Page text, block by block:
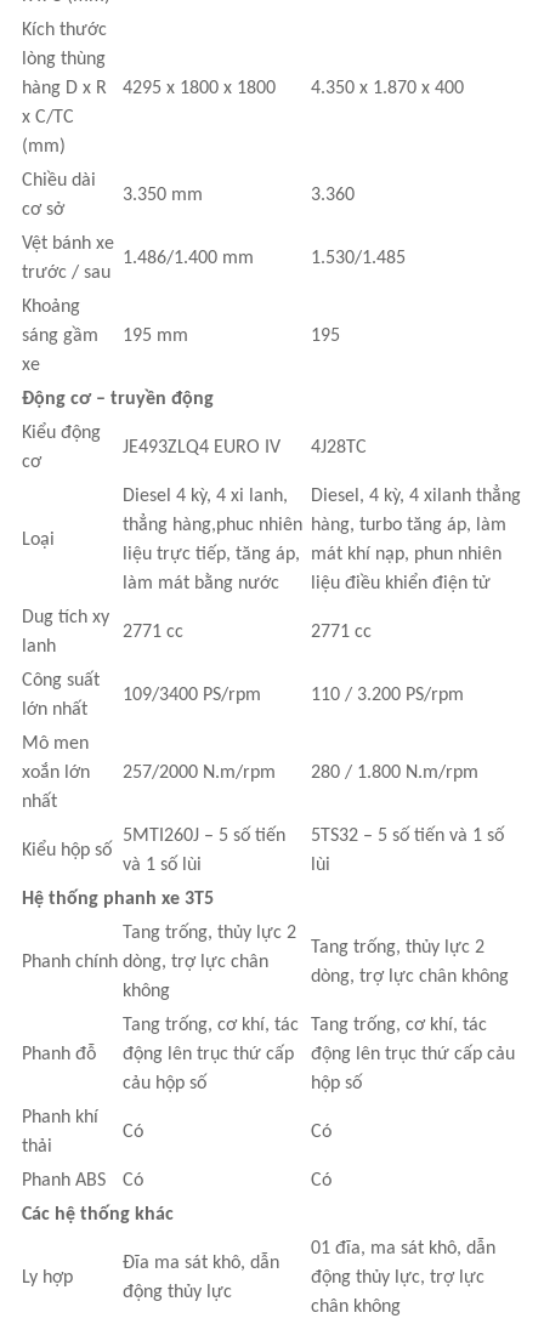
Kích thước
lòng thùng
hàng D x R
x C/TC
(mm)
4295 x 1800 x 1800 4.350 x 1.870 x 400
Chiều dài
cơ sở
3.350 mm 3.360
Vệt bánh xe
trước / sau
1.486/1.400 mm 1.530/1.485
Khoảng
sáng gầm
xe
195 mm 195
Động cơ – truyền động
Kiểu động
cơ
JE493ZLQ4 EURO IV 4J28TC
Loại
Diesel 4 kỳ, 4 xi lanh,
thẳng hàng,phuc nhiên
liệu trực tiếp, tăng áp,
làm mát bằng nước
Diesel, 4 kỳ, 4 xilanh thẳng
hàng, turbo tăng áp, làm
mát khí nạp, phun nhiên
liệu điều khiển điện tử
Dug tích xy
lanh
2771 cc 2771 cc
Công suất
lớn nhất
109/3400 PS/rpm 110 / 3.200 PS/rpm
Mô men
xoắn lớn
nhất
257/2000 N.m/rpm 280 / 1.800 N.m/rpm
Kiểu hộp số
5MTI260J – 5 số tiến
và 1 số lùi
5TS32 – 5 số tiến và 1 số
lùi
Hệ thống phanh xe 3T5
Phanh chính
Tang trống, thủy lực 2
dòng, trợ lực chân
không
Tang trống, thủy lực 2
dòng, trợ lực chân không
Phanh đỗ
Tang trống, cơ khí, tác
động lên trục thứ cấp
cảu hộp số
Tang trống, cơ khí, tác
động lên trục thứ cấp cảu
hộp số
Phanh khí
thải
Có Có
Phanh ABS Có
Có
Các hệ thống khác
Ly hợp
Đĩa ma sát khô, dẫn
động thủy lực
01 đĩa, ma sát khô, dẫn
động thủy lực, trợ lực
chân không